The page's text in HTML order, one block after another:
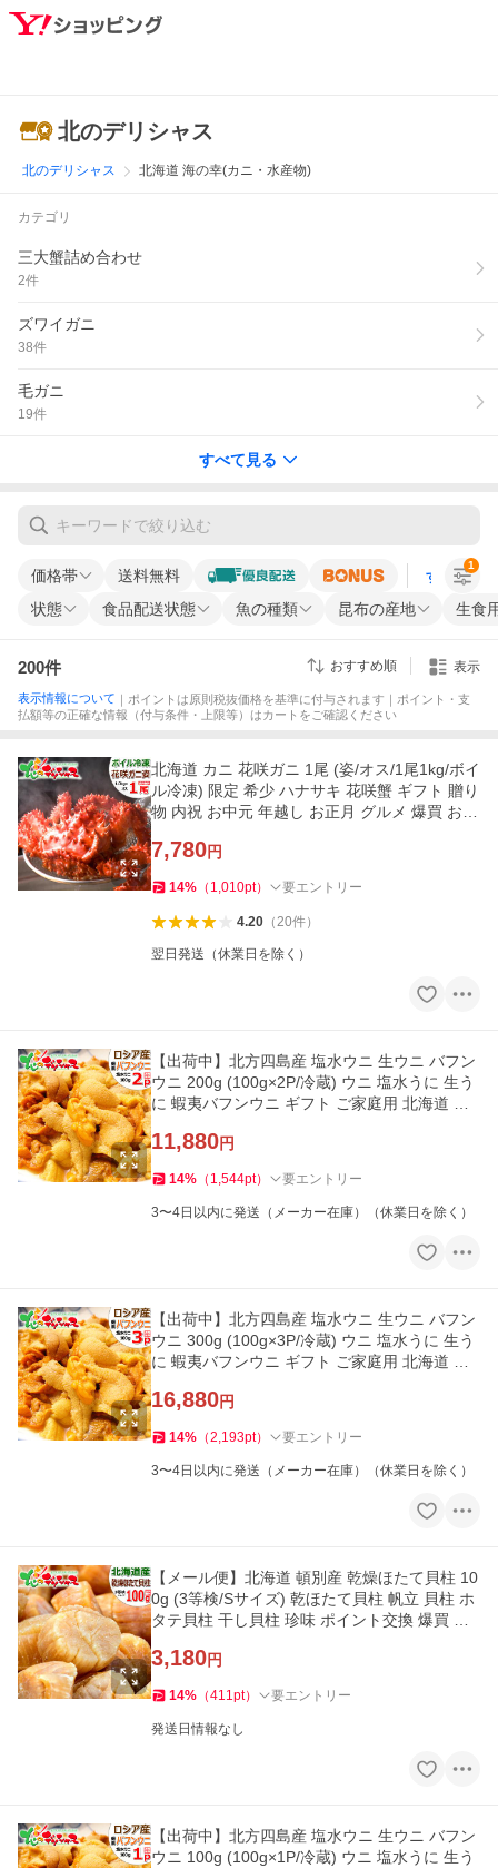
北のデリシャス
北のデリシャス 北海道 海の幸(カニ・水産物)
カテゴリ
三大蟹詰め合わせ
2件
ズワイガニ
38件
毛ガニ
19件
すべて見る
価格帯 送料無料 すべての条
状態 食品配送状態 魚の種類 昆布の産地 生食
1
200件 おすすめ順 表示
表示情報について ｜ポイントは原則税抜価格を基準に付与されます｜ポイント・支
払額等の正確な情報（付与条件・上限等）はカートをご確認ください
北海道 カニ 花咲ガニ 1尾 (姿/オス/1尾1kg/ボイ
ル冷凍) 限定 希少 ハナサキ 花咲蟹 ギフト 贈り
物 内祝 お中元 年越し お正月 グルメ 爆買 お取
7,780円
14% （ 1,010pt） 要エントリー
4.20（20件）
翌日発送（休業日を除く）
【出荷中】北方四島産 塩水ウニ 生ウニ バフン
ウニ 200g (100g×2P/冷蔵) ウニ 塩水うに 生う
に 蝦夷バフンウニ ギフト ご家庭用 北海道 グ
11,880円
14% （ 1,544pt） 要エントリー
3〜4日以内に発送（メーカー在庫）（休業日を除く）
【出荷中】北方四島産 塩水ウニ 生ウニ バフン
ウニ 300g (100g×3P/冷蔵) ウニ 塩水うに 生う
に 蝦夷バフンウニ ギフト ご家庭用 北海道 グ
16,880円
14% （2,193pt） 要エントリー
3〜4日以内に発送（メーカー在庫）（休業日を除く）
【メール便】北海道 頓別産 乾燥ほたて貝柱 10
0g (3等検/Sサイズ) 乾ほたて貝柱 帆立 貝柱 ホ
タテ貝柱 干し貝柱 珍味 ポイント交換 爆買 お
3,180円
14% （411pt） 要エントリー
発送日情報なし
【出荷中】北方四島産 塩水ウニ 生ウニ バフン
ウニ 100g (100g×1P/冷蔵) ウニ 塩水うに 生う